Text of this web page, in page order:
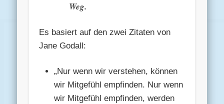
Weg.
Es basiert auf den zwei Zitaten von
Jane Godall:
„Nur wenn wir verstehen, können
wir Mitgefühl empfinden. Nur wenn
wir Mitgefühl empfinden, werden